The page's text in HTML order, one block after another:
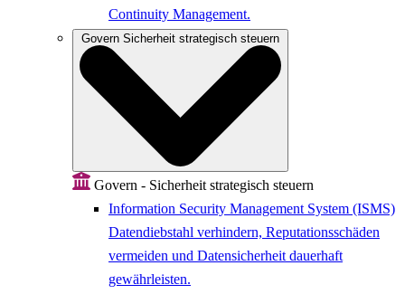
Continuity Management.
Govern Sicherheit strategisch steuern
Govern - Sicherheit strategisch steuern
Information Security Management System (ISMS)
Datendiebstahl verhindern, Reputationsschäden
vermeiden und Datensicherheit dauerhaft
gewährleisten.